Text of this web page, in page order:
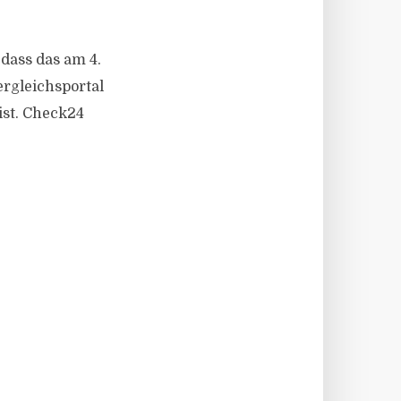
das am 4.
Check24